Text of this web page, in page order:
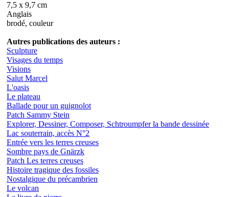
7,5 x 9,7 cm
Anglais
brodé, couleur
Autres publications des auteurs :
Sculpture
Visages du temps
Visions
Salut Marcel
L'oasis
Le plateau
Ballade pour un guignolot
Patch Sammy Stein
Explorer, Dessiner, Composer, Schtroumpfer la bande dessinée
Lac souterrain, accès N°2
Entrée vers les terres creuses
Sombre pays de Gnärzk
Patch Les terres creuses
Histoire tragique des fossiles
Nostalgique du précambrien
Le volcan